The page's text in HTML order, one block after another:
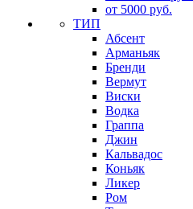
от 5000 руб.
ТИП
Абсент
Арманьяк
Бренди
Вермут
Виски
Водка
Граппа
Джин
Кальвадос
Коньяк
Ликер
Ром